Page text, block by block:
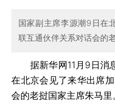
国家副主席李源潮9日在
联互通伙伴关系对话会的
据新华网11月9日消
在北京会见了来华出席
会的老挝国家主席朱马里